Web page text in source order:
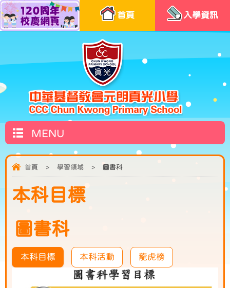
首頁 入學資訊
MENU
首頁 > 學習領域 > 圖書科
本科目標
圖書科
本科目標 本科活動 龍虎榜